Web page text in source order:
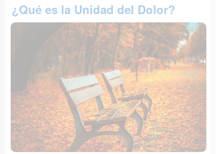
¿Qué es la Unidad del Dolor?